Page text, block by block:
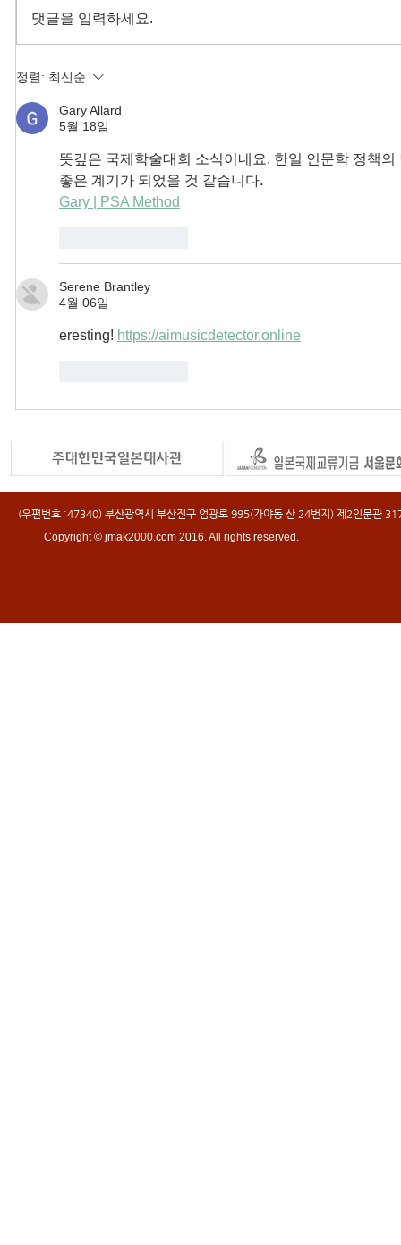
댓글을 입력하세요.
정렬: 최신순
Gary Allard
5월 18일
뜻깊은 국제학술대회 소식이네요. 한일 인문학 정책
좋은 계기가 되었을 것 같습니다.
Gary | PSA Method
Serene Brantley
4월 06일
eresting! https://aimusicdetector.online
(우편번호 :47340) 부산광역시 부산진구 엄광로 995(가야동 산 24번지) 제2인문
Copyright © jmak2000.com 2016. All rights reserved.